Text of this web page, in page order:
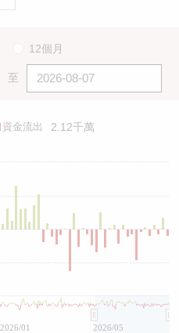
12個月
至
資金流出 2.12千萬
2026/01 2026/05